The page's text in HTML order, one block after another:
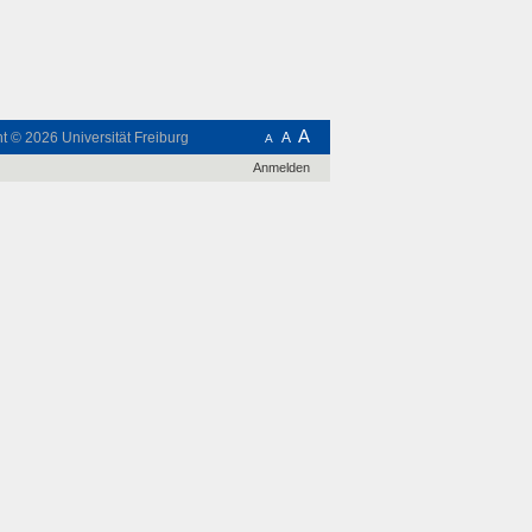
A A A
© 2026 Universität Freiburg
Anmelden